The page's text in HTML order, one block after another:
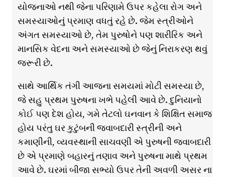
યોજનાઓ નથી જેના પરિણામે ઉપર કહેલા રોગ અને
સમસ્યાઓનું પ્રમાણ વધતું રહે છે. જેમ સ્ત્રીઓને
અંગત સમસ્યાઓ છે, તેમ પુરુષોને પણ શારીરિક અને
માનસિક વેદના અને સમસ્યાઓ છે જેનું નિરાકરણ થવું
જરૂરી છે.
સાથે આર્થિક તંગી આજના સમયમાં મોટી સમસ્યા છે,
જે સહુ પ્રથમ પુરુષના ખભે પહેલી આવે છે. દુનિયાનો
કોઈ પણ દેશ હોય, ગમે તેટલો ઘનવાન કે શિક્ષિત સમાજ
હોય પરંતુ ઘર કુટુંબની જવાબદારી સ્ત્રીની અને
કમાણીની, વ્યવસ્થાની સાચવણી એ પુરુષની જવાબદારી
છે એ પ્રમાણે બહારનું તણાવ અને પુરુષના માથે પ્રથમ
આવે છે. ઘરમાં બીજા સભ્યો ઉપર તેની અવળી અસર ના